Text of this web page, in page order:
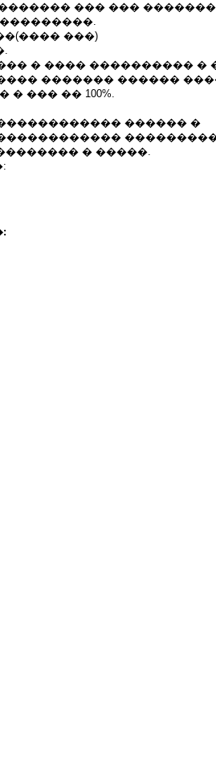
��� ���
���)
� ���� ���������� �
������� ������
��� �� 100%.
������ �
� �����.